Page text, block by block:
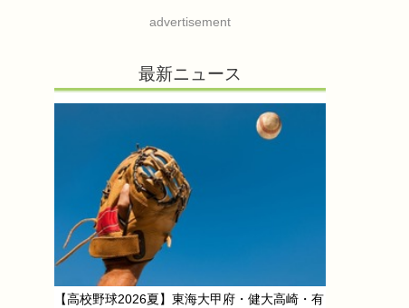
advertisement
最新ニュース
【高校野球2026夏】東海大甲府・健大高崎・有